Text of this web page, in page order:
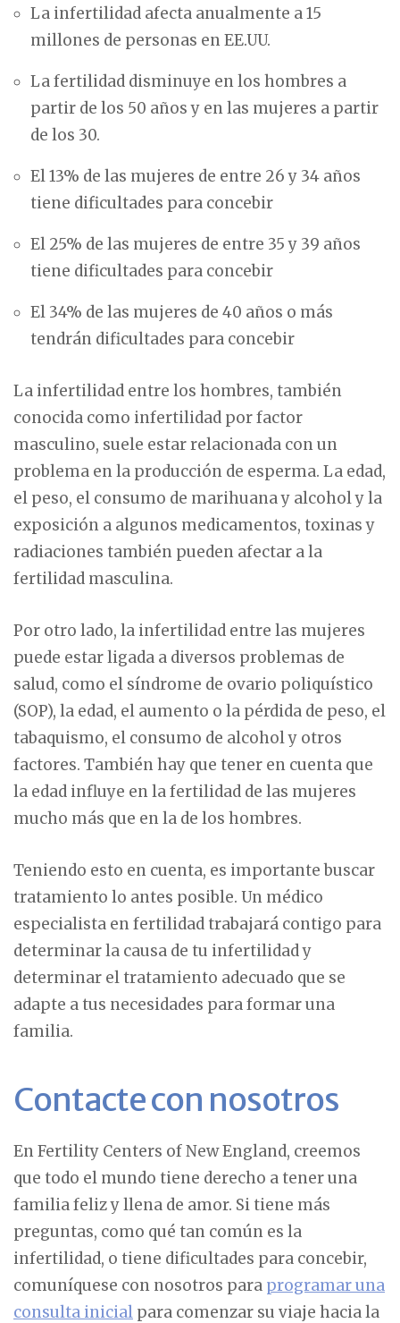
La infertilidad afecta anualmente a 15
millones de personas en EE.UU.
La fertilidad disminuye en los hombres a
partir de los 50 años y en las mujeres a partir
de los 30.
El 13% de las mujeres de entre 26 y 34 años
tiene dificultades para concebir
El 25% de las mujeres de entre 35 y 39 años
tiene dificultades para concebir
El 34% de las mujeres de 40 años o más
tendrán dificultades para concebir
La infertilidad entre los hombres, también
conocida como infertilidad por factor
masculino, suele estar relacionada con un
problema en la producción de esperma. La edad,
el peso, el consumo de marihuana y alcohol y la
exposición a algunos medicamentos, toxinas y
radiaciones también pueden afectar a la
fertilidad masculina.
Por otro lado, la infertilidad entre las mujeres
puede estar ligada a diversos problemas de
salud, como el síndrome de ovario poliquístico
(SOP), la edad, el aumento o la pérdida de peso, el
tabaquismo, el consumo de alcohol y otros
factores. También hay que tener en cuenta que
la edad influye en la fertilidad de las mujeres
mucho más que en la de los hombres.
Teniendo esto en cuenta, es importante buscar
tratamiento lo antes posible. Un médico
especialista en fertilidad trabajará contigo para
determinar la causa de tu infertilidad y
determinar el tratamiento adecuado que se
adapte a tus necesidades para formar una
familia.
Contacte con nosotros
En Fertility Centers of New England, creemos
que todo el mundo tiene derecho a tener una
familia feliz y llena de amor. Si tiene más
preguntas, como qué tan común es la
infertilidad, o tiene dificultades para concebir,
comuníquese con nosotros para programar una
consulta inicial para comenzar su viaje hacia la